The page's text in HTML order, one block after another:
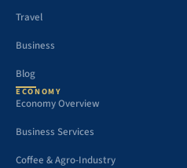
Travel
Business
Blog
ECONOMY
Economy Overview
Business Services
Coffee & Agro-Industry